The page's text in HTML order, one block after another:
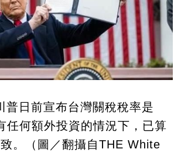
普日前宣布台灣關稅稅率是
任何額外投資的情況下，已算
。（圖／翻攝自THE White